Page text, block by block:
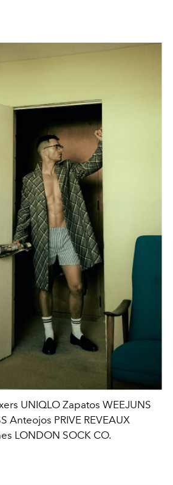
UNIQLO Zapatos WEEJUNS
Anteojos PRIVE REVEAUX
LONDON SOCK CO.